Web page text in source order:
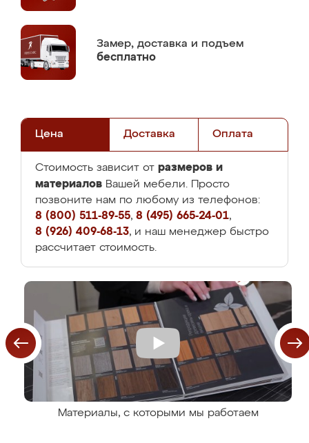
Замер, доставка и подъем
бесплатно
Цена Доставка Оплата
Стоимость зависит от размеров и
материалов Вашей мебели. Просто
позвоните нам по любому из телефонов:
8 (800) 511-89-55, 8 (495) 665-24-01,
8 (926) 409-68-13, и наш менеджер быстро
рассчитает стоимость.
Материалы, с которыми мы работаем